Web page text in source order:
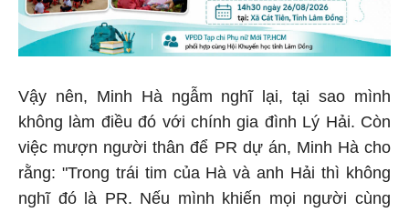
Vậy nên, Minh Hà ngẫm nghĩ lại, tại sao mình
không làm điều đó với chính gia đình Lý Hải. Còn
việc mượn người thân để PR dự án, Minh Hà cho
rằng: "Trong trái tim của Hà và anh Hải thì không
nghĩ đó là PR. Nếu mình khiến mọi người cùng